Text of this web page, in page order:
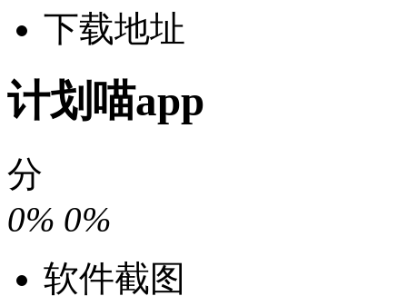
下载地址
计划喵app
分
0% 0%
软件截图